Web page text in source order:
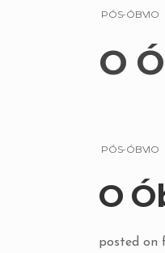
PÓS-ÓBVIO
O
PÓS-ÓBVIO
O
posted on